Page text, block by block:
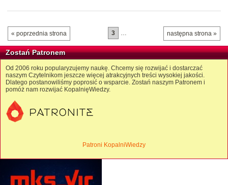
« poprzednia strona następna strona »
3
Zostań Patronem
Od 2006 roku popularyzujemy naukę. Chcemy się rozwijać i dostarczać
naszym Czytelnikom jeszcze więcej atrakcyjnych treści wysokiej jakości.
Dlatego postanowiliśmy poprosić o wsparcie. Zostań naszym Patronem i
pomóż nam rozwijać KopalnięWiedzy.
Patroni KopalniWiedzy